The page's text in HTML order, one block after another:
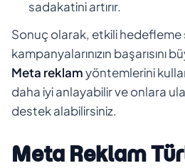
sadakatini artırır.
Sonuç olarak, etkili
kampanyalarınızın başarısını
Meta reklamyöntemlerini
daha iyi anlayabilir ve onlara
destek alabilirsiniz.
Meta Reklam